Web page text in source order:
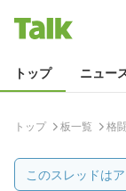
トップ ニュー
トップ 板一覧 格
このスレッドは